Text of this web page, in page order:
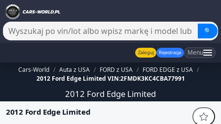
🔍
Zaloguj Rejestracja Menu
Cars-World / Auta z USA / FORD z USA / FORD EDGE z USA /
2012 Ford Edge Limited VIN:2FMDK3KC4CBA77991
2012 Ford Edge Limited
2012 Ford Edge Limited